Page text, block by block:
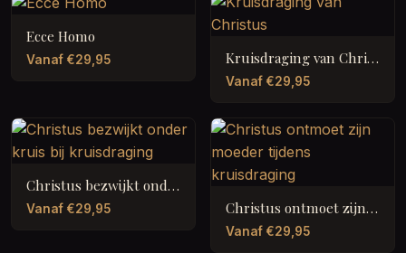
Ecce Homo
Vanaf €29,95 Kruisdraging van Christus
Vanaf €29,95
Christus bezwijkt onder kruis bij kruisdraging
Vanaf €29,95 Christus ontmoet zijn moeder tijdens kruisdraging
Vanaf €29,95